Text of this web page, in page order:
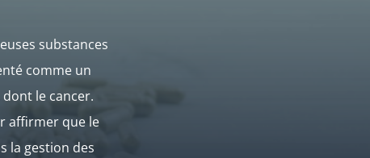
substances
comme un
le cancer.
affirmer que le
la gestion des